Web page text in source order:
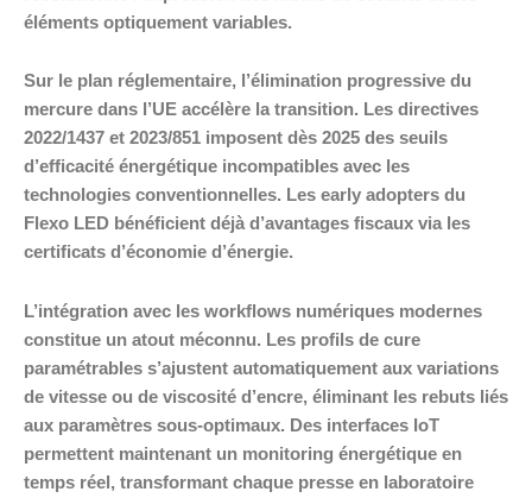
éléments optiquement variables.
Sur le plan réglementaire, l’élimination progressive du
mercure dans l’UE accélère la transition. Les directives
2022/1437 et 2023/851 imposent dès 2025 des seuils
d’efficacité énergétique incompatibles avec les
technologies conventionnelles. Les early adopters du
Flexo LED bénéficient déjà d’avantages fiscaux via les
certificats d’économie d’énergie.
L’intégration avec les workflows numériques modernes
constitue un atout méconnu. Les profils de cure
paramétrables s’ajustent automatiquement aux variations
de vitesse ou de viscosité d’encre, éliminant les rebuts liés
aux paramètres sous-optimaux. Des interfaces IoT
permettent maintenant un monitoring énergétique en
temps réel, transformant chaque presse en laboratoire